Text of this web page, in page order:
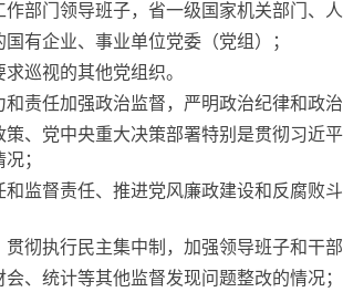
门领导班子，省一级国家机关部门、人
企业、事业单位党委（党组）；
巡视的其他党组织。
任加强政治监督，严明政治纪律和政治
党中央重大决策部署特别是贯彻习近
；
督责任、推进党风廉政建设和反腐败
执行民主集中制，加强领导班子和干
统计等其他监督发现问题整改的情况；